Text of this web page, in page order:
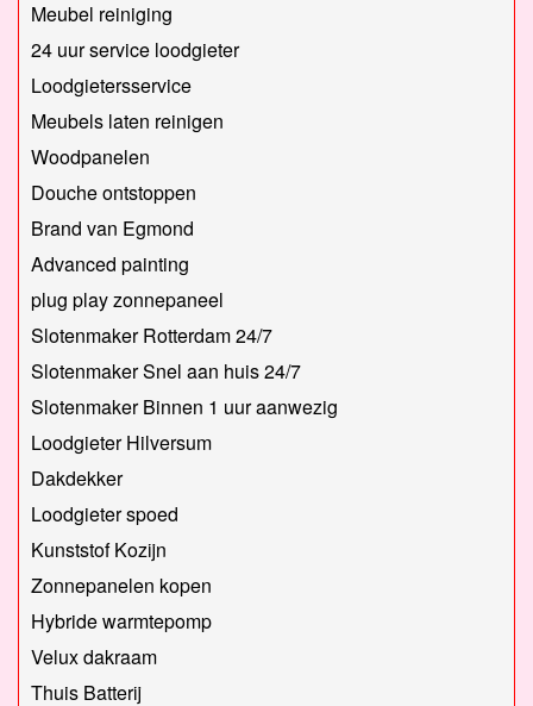
Meubel reiniging
24 uur service loodgieter
Loodgietersservice
Meubels laten reinigen
Woodpanelen
Douche ontstoppen
Brand van Egmond
Advanced painting
plug play zonnepaneel
Slotenmaker Rotterdam 24/7
Slotenmaker Snel aan huis 24/7
Slotenmaker Binnen 1 uur aanwezig
Loodgieter Hilversum
Dakdekker
Loodgieter spoed
Kunststof Kozijn
Zonnepanelen kopen
Hybride warmtepomp
Velux dakraam
Thuis Batterij